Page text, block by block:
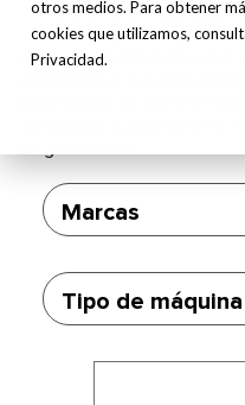
otros medios. Para obtener
cookies que utilizamos,
Privacidad.
Con estructuras robustas,
manejar piezas de gran
ofrecen una productividad
aplicaciones que
soluciones de gran
complejos y garantizar la
Marcas
Tipo de máquina